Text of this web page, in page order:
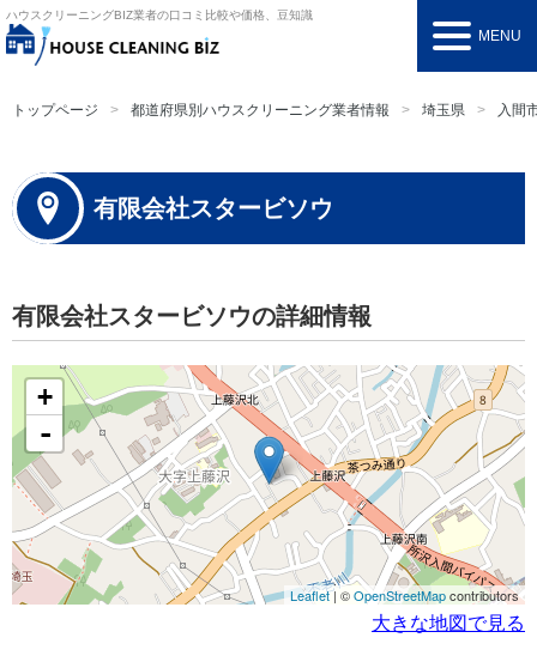
ハウスクリーニングBIZ業者の口コミ比較や価格、豆知識
MENU
トップページ 都道府県別ハウスクリーニング業者情報 埼玉県 入間
有限会社スタービソウ
有限会社スタービソウの詳細情報
+
-
Leaflet| ©OpenStreetMapcontributors
大きな地図で見る